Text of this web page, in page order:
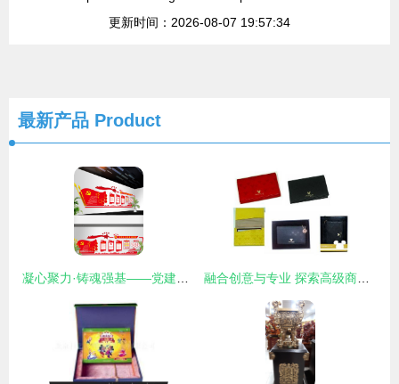
更新时间：2026-08-07 19:57:34
最新产品 Product